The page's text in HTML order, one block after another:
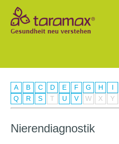
A B C D E F G H I
Q
R S T U V W X Y
Nierendiagnostik